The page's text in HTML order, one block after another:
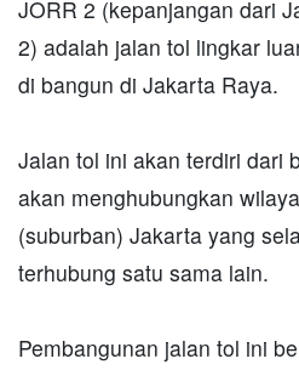
JORR 2 (kepanjangan dari
2) adalah jalan tol lingkar
di bangun di Jakarta Raya.
Jalan tol ini akan terdiri dari
akan menghubungkan
(suburban) Jakarta yang
terhubung satu sama lain.
Pembangunan jalan tol ini